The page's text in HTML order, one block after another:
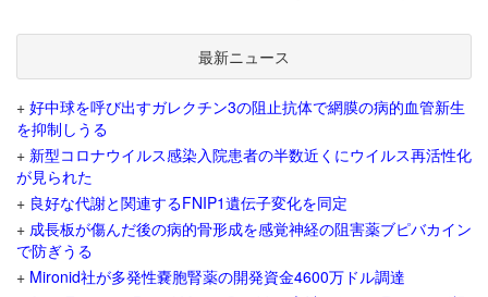
最新ニュース
+ 好中球を呼び出すガレクチン3の阻止抗体で網膜の病的血管新生
を抑制しうる
+ 新型コロナウイルス感染入院患者の半数近くにウイルス再活性化
が見られた
+ 良好な代謝と関連するFNIP1遺伝子変化を同定
+ 成長板が傷んだ後の病的骨形成を感覚神経の阻害薬ブピバカイン
で防ぎうる
+ Mironid社が多発性嚢胞腎薬の開発資金4600万ドル調達